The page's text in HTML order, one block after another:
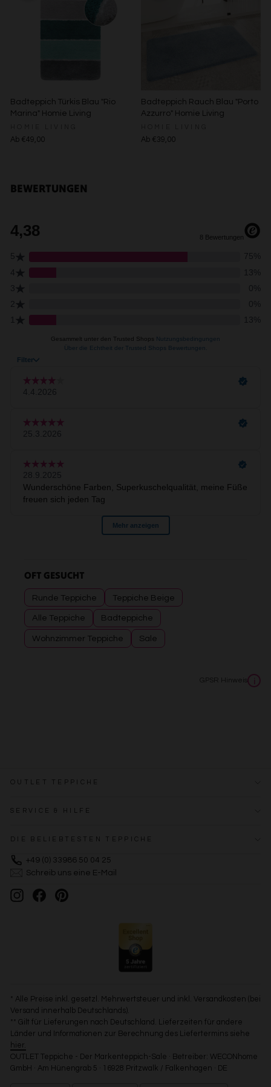
Badteppich Türkis Blau "Rio
Marina" Homie Living
Ab €49,00
Badteppich Rauch Blau "Porto
Azzurro" Homie Living
Ab €39,00
BEWERTUNGEN
OFT GESUCHT
Runde Teppiche Teppiche Beige
Alle Teppiche Badteppiche
Wohnzimmer Teppiche Sale
GPSR Hinweis i
OUTLET TEPPICHE
SERVICE & HILFE
DIE BELIEBTESTEN TEPPICHE
+49 (0) 33986 50 04 25
Schreib uns eine E-Mail
InstagramFacebookPinterest
* Alle Preise inkl. gesetzl. Mehrwertsteuer und inkl. Versandkosten (bei
Versand innerhalb Deutschlands).
** Gilt für Lieferungen nach Deutschland. Lieferzeiten für andere
Länder und Informationen zur Berechnung des Liefertermins siehe
hier.
OUTLET Teppiche - Der Markenteppich-Sale · Betreiber: WECONhome
GmbH · Am Hünengrab 5 · 16928 Pritzwalk / Falkenhagen · DE
Verwendung reduzierter Daten zur Auswahl von
Werbeanzeigen
Erstellung von Profilen für personalisierte Werbung
Messung der Performance von Inhalten
Analyse von Zielgruppen durch Statistiken oder
Verwendung reduzierter Daten zur Auswahl von Inhalten
Endgeräteeigenschaften zur Identifikation aktiv abfragen